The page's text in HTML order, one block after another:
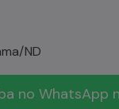
ND
no WhatsApp